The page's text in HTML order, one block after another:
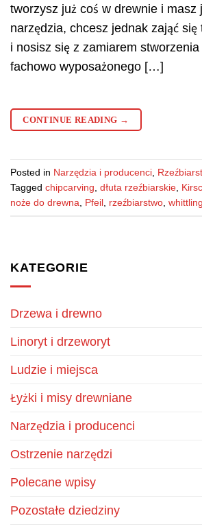
tworzysz już coś w drewnie i masz
narzędzia, chcesz jednak zająć
i nosisz się z zamiarem stworzenia
fachowo wyposażonego […]
CONTINUE READING →
Posted in Narzędzia i producenci
Tagged chipcarving dłuta rzeźbiarskie
noże do drewna
Pfeil rzeźbiarstwo whittling
KATEGORIE
Drzewa i drewno
Linoryt i drzeworyt
Ludzie i miejsca
Łyżki i misy drewniane
Narzędzia i producenci
Ostrzenie narzędzi
Polecane wpisy
Pozostałe dziedziny